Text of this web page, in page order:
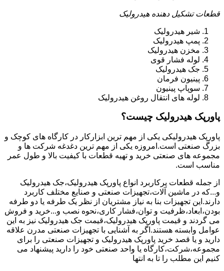
قطعات تشکیل دهنده هیدرولیک
شیر هیدرولیک
پمپ هیدرولیک
مخزن هیدرولیک
لوله فشار قوی
جک هیدرولیک
پینیون فرمان
سوپاپ پینیون
لوله های انتقال روغن هیدرولیک
پاورپک هیدرولیک چیست؟
پاورپک هیدرولیکی یکی از مهم ترین ابزارکار در کارگاه های کوچک و
بزرگ صنعتی است.امروزه یکی از مهم ترین دغدغه شرکت ها و
مجموعه های صنعتی خرید و تهیه قطعات با کیفیت بالا و طول عمر
مناسب است.
از جمله قطعات پرکاربرد انواع پاورپک هیدرولیک،جک هیدرولیک
و...که در ماشین آلات،تجهیزات صنعتی و صنایع مختلف کاربرد
دارند.این تجهیزات بنا به نیاز مشتریان از نظر یک طرفه یا دو طرفه
بودن،ابعاد،ظرفیت و توان،فشار کاری،نحوه نصب و...خرید و فروش
می گردند و قیمت پاورپک هیدرولیک،قیمت جک هیدرولیک نیز به این
عوامل وابسته هستند.اگر به آشنایی با تجهیزات صنعتی مدرن علاقه
دارید و یا قصد خرید پاورپک هیدرولیک و تجهیزات صنعتی را برای
مجموعه،شرکت،کارگاه یا واحد صنعتی خود را دارید پیشنهاد می
کنیم این مطلب را تا به انتها